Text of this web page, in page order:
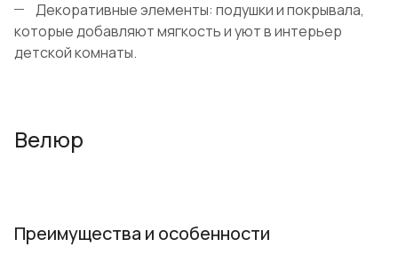
Декоративные элементы: подушки и покрывала,
которые добавляют мягкость и уют в интерьер
детской комнаты.
Велюр
Преимущества и особенности